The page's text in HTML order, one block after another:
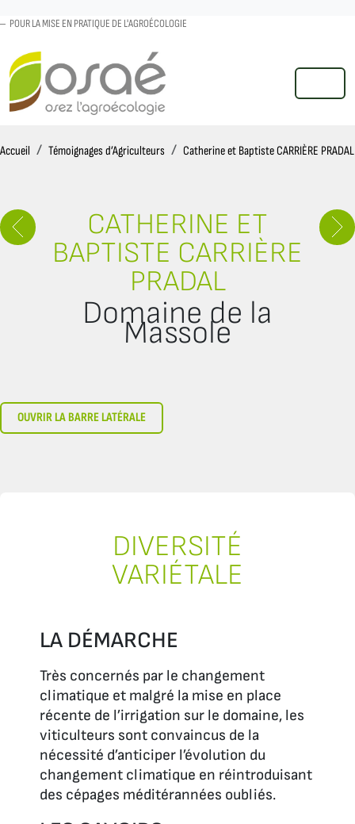
POUR LA MISE EN PRATIQUE DE L'AGROÉCOLOGIE
MENU
Accueil AccueilTémoignages d’Agriculteurs Catherine et Baptiste CARRIÈRE PRADAL
CATHERINE ET
BAPTISTE CARRIÈRE
PRADAL
Domaine de la
Massole
OUVRIR LA BARRE LATÉRALE
DIVERSITÉ
VARIÉTALE
LA DÉMARCHE
Très concernés par le changement
climatique et malgré la mise en place
récente de l’irrigation sur le domaine, les
viticulteurs sont convaincus de la
nécessité d’anticiper l’évolution du
changement climatique en réintroduisant
des cépages méditérannées oubliés.